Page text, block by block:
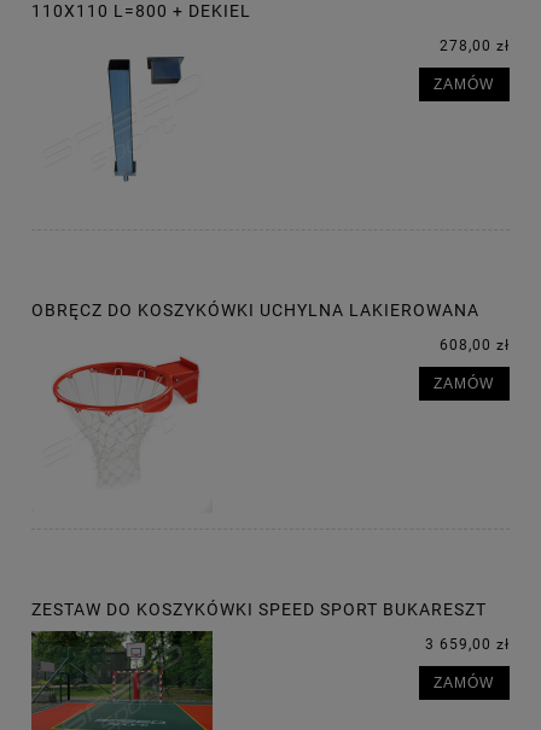
110X110 L=800 + DEKIEL
278,00 zł
ZAMÓW
OBRĘCZ DO KOSZYKÓWKI UCHYLNA LAKIEROWANA
608,00 zł
ZAMÓW
ZESTAW DO KOSZYKÓWKI SPEED SPORT BUKARESZT
3 659,00 zł
ZAMÓW